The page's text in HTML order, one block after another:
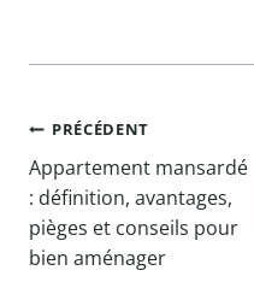
de
l’article
PRÉCÉDENT
Appartement mansardé
: définition, avantages,
pièges et conseils pour
bien aménager